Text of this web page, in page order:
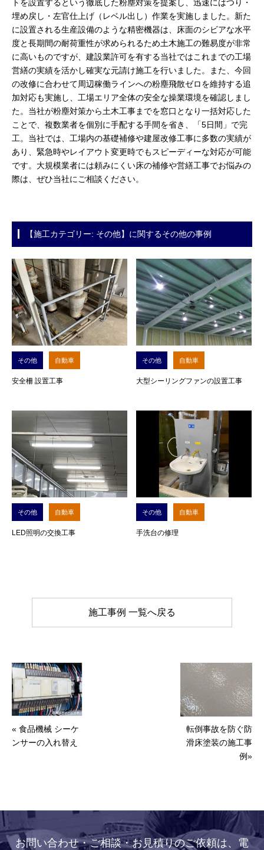
トを設置するという徹底した粉塵対策を提案し、迅速にはつり・
埋め戻し・左官仕上げ（レベル出し）作業を実施しました。新た
に設置される生産設備のような精密機器は、床面のシビアな水平
度と長期間の耐荷重性が求められるため土木施工の難易度が非常
に高いものですが、建設業許可を有する当社ではこれまでの工場
営繕の実績を活かし確実な元請け施工を行いました。また、今回
の改修に合わせて周辺稼働ラインへの粉塵飛散ゼロを維持する追
加対応も実施し、工場エリア全体の安全な操業環境を確認しまし
た。当社が粉塵対策から土木工事までを窓口となり一括対応した
ことで、複数業者を個別に手配する手間を省き、「5日間」で完
工。当社では、工場内の基礎補修や建屋改修工事に多数の実績が
あり、緊急時やレイアウト変更時でもスピーディーな対応が可能
です。大規模業者には頼みにくい床の補修や営繕工事でお悩みの
際は、ぜひ当社にご相談ください。
【施工カテゴリー: その他】に関するその他の事例
その他 自動車
安全柵 設置工事
その他 自動車
大型シーリングファンの設置工事
その他 自動車
LED照明の交換工事
その他 自動車
手洗台の修理
施工事例 一覧へ戻る
« 食品機械 シーケ
ンサーの入れ替え
転倒事故を防ぐ防
滑床塗装の施工事
例»
お問い合わせ・ご相談・お見積りのご依頼は、電